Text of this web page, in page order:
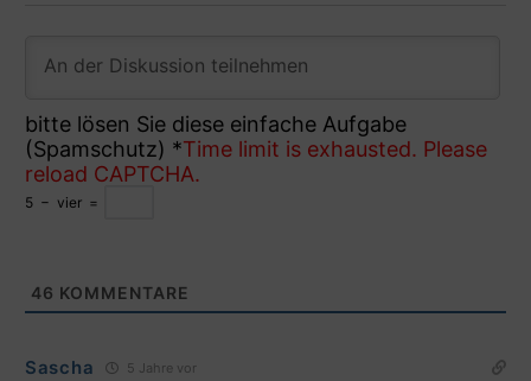
bitte lösen Sie diese einfache Aufgabe
(Spamschutz) *Time limit is exhausted. Please
reload CAPTCHA.
5 − vier =
46 KOMMENTARE
Sascha 5 Jahre vor